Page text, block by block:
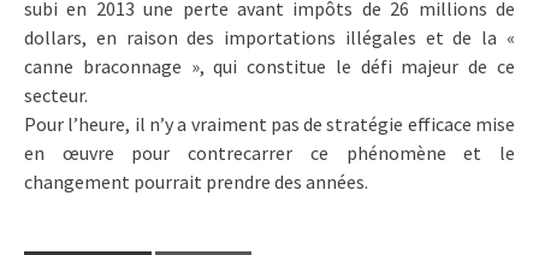
subi en 2013 une perte avant impôts de 26 millions de
dollars, en raison des importations illégales et de la «
canne braconnage », qui constitue le défi majeur de ce
secteur.
Pour l’heure, il n’y a vraiment pas de stratégie efficace mise
en œuvre pour contrecarrer ce phénomène et le
changement pourrait prendre des années.